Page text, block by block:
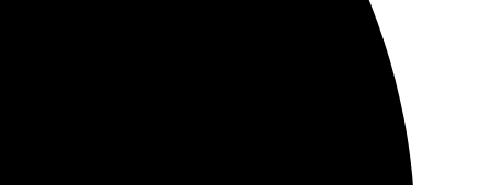
быстрое выполнение. Всем довольна!